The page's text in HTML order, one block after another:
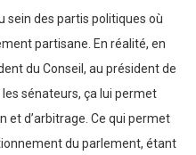
sein des partis politiques où
partisane. En réalité, en
du Conseil, au président de
les sénateurs, ça lui permet
et d’arbitrage. Ce qui permet
du parlement, étant